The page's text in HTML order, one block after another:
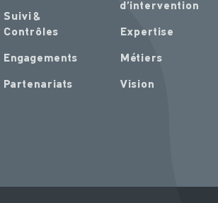
Suivi &
Contrôles
Engagements
Partenariats
d’intervention
Expertise
Métiers
Vision